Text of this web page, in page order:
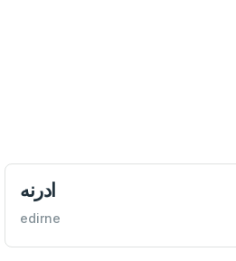
ادرنه
edirne